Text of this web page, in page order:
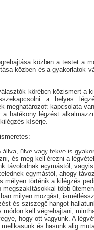
közben a testet a
közben és a gyakorlatok
körében közismert a
a helyes
meghatározott kapcsolata
a hatékony légzést
kísérje.
állva, ülve vagy fekve is
és meg kell érezni a
távolodnak egymástól,
egymástól, ahogy
mélyen történik a kilégzés
megszakításokkal több
milyen mozgást,
és sziszegő hangot
módon kell végrehajtani,
hogy ott vagyunk. A
és hasunk alig